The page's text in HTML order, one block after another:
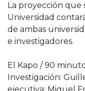
La proyección que
Universidad
de ambas
e investigadores.
El Kapo / 90
Investigación: